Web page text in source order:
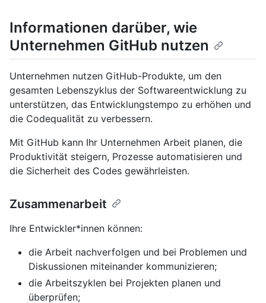
Informationen darüber, wie
Unternehmen GitHub nutzen
Unternehmen nutzen GitHub-Produkte, um den
gesamten Lebenszyklus der Softwareentwicklung zu
unterstützen, das Entwicklungstempo zu erhöhen und
die Codequalität zu verbessern.
Mit GitHub kann Ihr Unternehmen Arbeit planen, die
Produktivität steigern, Prozesse automatisieren und
die Sicherheit des Codes gewährleisten.
Zusammenarbeit
Ihre Entwickler*innen können:
die Arbeit nachverfolgen und bei Problemen und
Diskussionen miteinander kommunizieren;
die Arbeitszyklen bei Projekten planen und
überprüfen;